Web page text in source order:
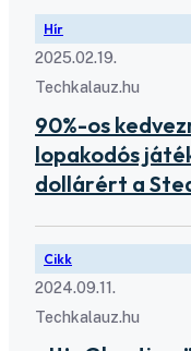
Hír
2025.02.19.
Techkalauz.hu
90%-os
lopakodós
dollárért a
Cikk
2024.09.11.
Techkalauz.hu